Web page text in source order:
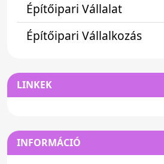
Építőipari Vállalat
Építőipari Vállalkozás
LINKEK
INFORMÁCIÓ